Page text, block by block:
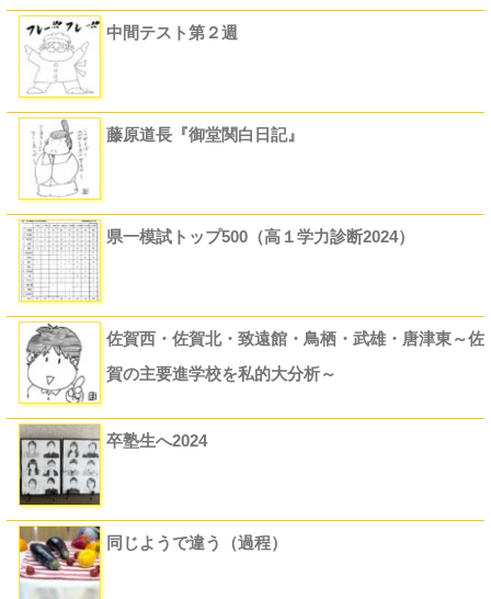
中間テスト第２週
藤原道長『御堂関白日記』
県一模試トップ500（高１学力診断2024）
佐賀西・佐賀北・致遠館・鳥栖・武雄・唐津東～佐
賀の主要進学校を私的大分析～
卒塾生へ2024
同じようで違う（過程）